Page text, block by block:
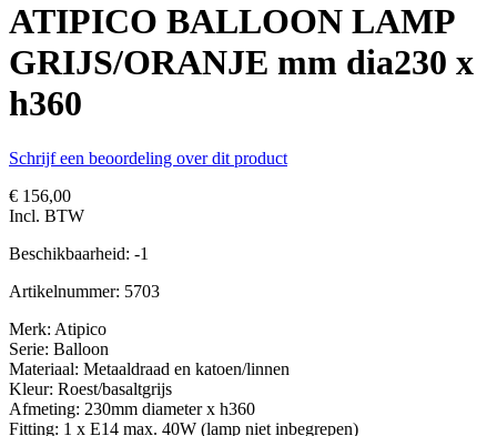
ATIPICO BALLOON LAMP
GRIJS/ORANJE mm dia230 x
h360
Schrijf een beoordeling over dit product
€ 156,00
Incl. BTW
Beschikbaarheid: -1
Artikelnummer: 5703
Merk: Atipico
Serie: Balloon
Materiaal: Metaaldraad en katoen/linnen
Kleur: Roest/basaltgrijs
Afmeting: 230mm diameter x h360
Fitting: 1 x E14 max. 40W (lamp niet inbegrepen)